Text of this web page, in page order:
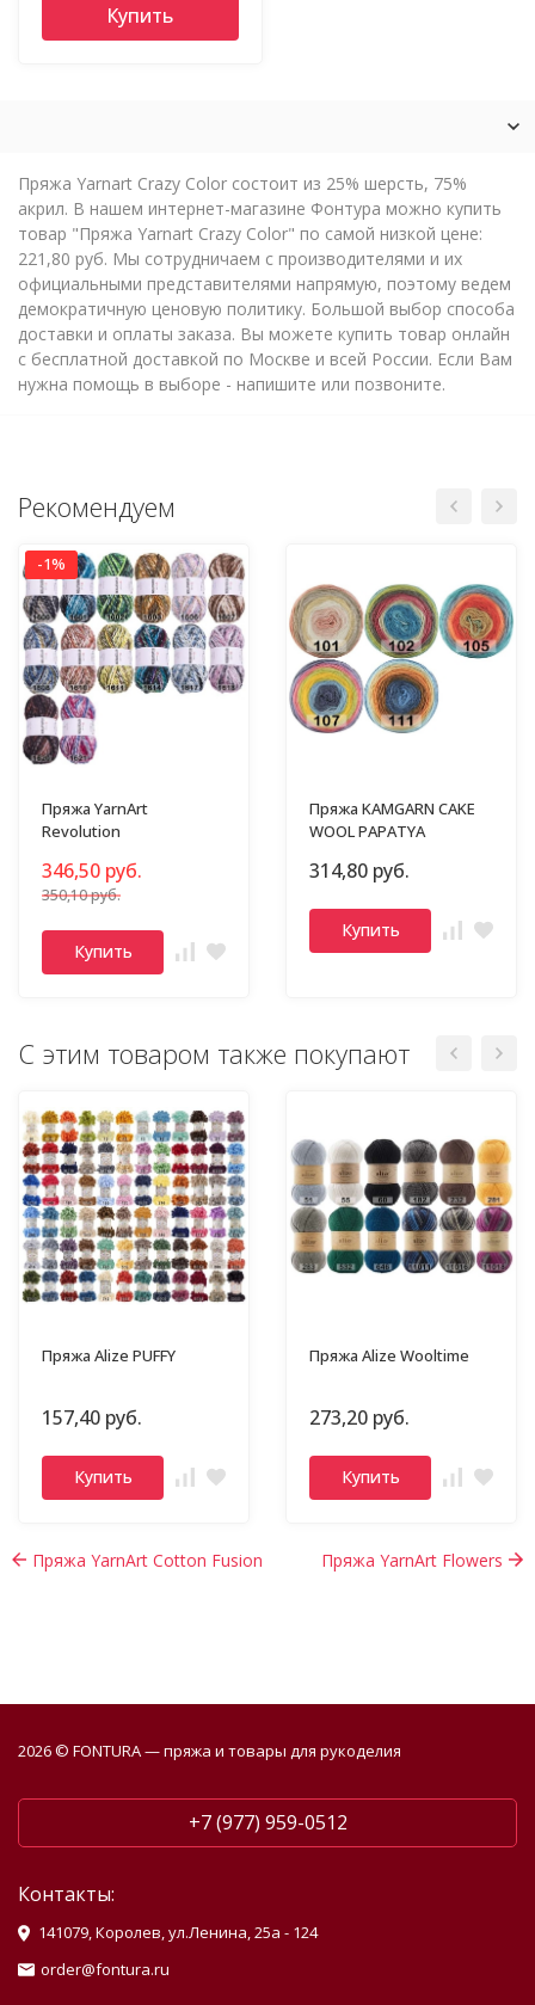
Купить
Пряжа Yarnart Crazy Color состоит из 25% шерсть, 75%
акрил. В нашем интернет-магазине Фонтура можно купить
товар "Пряжа Yarnart Crazy Color" по самой низкой цене:
221,80 руб. Мы сотрудничаем с производителями и их
официальными представителями напрямую, поэтому ведем
демократичную ценовую политику. Большой выбор способа
доставки и оплаты заказа. Вы можете купить товар онлайн
с бесплатной доставкой по Москве и всей России. Если Вам
нужна помощь в выборе - напишите или позвоните.
Рекомендуем
-1%
Пряжа YarnArt
Revolution
346,50 руб.
350,10 руб.
Купить
Пряжа KAMGARN CAKE
WOOL PAPATYA
314,80 руб.
Купить
С этим товаром также покупают
Пряжа Alize PUFFY
157,40 руб.
Купить
Пряжа Alize Wooltime
273,20 руб.
Купить
Пряжа YarnArt Cotton Fusion Пряжа YarnArt Flowers
2026 © FONTURA — пряжа и товары для рукоделия
+7 (977) 959-0512
Контакты:
141079, Королев, ул.Ленина, 25а - 124
order@fontura.ru